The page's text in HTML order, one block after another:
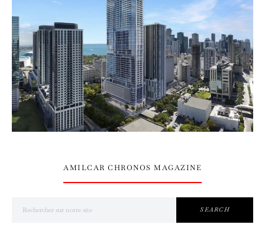
AMILCAR CHRONOS MAGAZINE
SEARCH